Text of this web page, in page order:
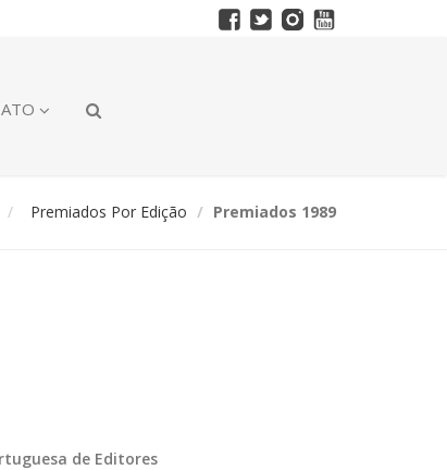
Premiados Por Edição Premiados 1989
de Editores